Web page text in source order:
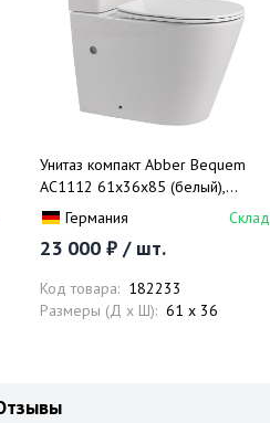
Унитаз компакт Abber Bequem
AC1112 61x36x85 (белый),
безободковый
Германия Склад
23 000 ₽ / шт.
Код товара: 182233
Размеры (Д x Ш): 61 x 36